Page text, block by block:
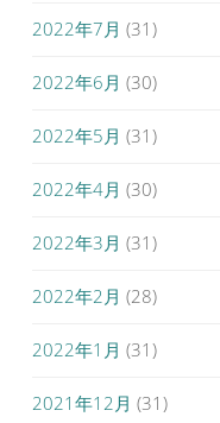
2022年7月 (31)
2022年6月 (30)
2022年5月 (31)
2022年4月 (30)
2022年3月 (31)
2022年2月 (28)
2022年1月 (31)
2021年12月 (31)